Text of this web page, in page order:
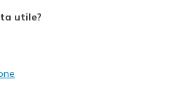
to width
utile?